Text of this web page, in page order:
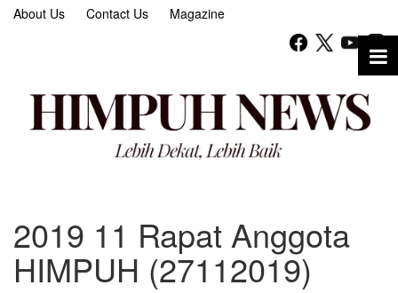
About Us Contact Us Magazine
2019 11 Rapat Anggota
HIMPUH (27112019)